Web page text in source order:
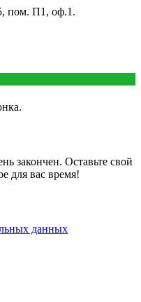
пом. П1, оф.1.
закончен. Оставьте свой
для вас время!
данных